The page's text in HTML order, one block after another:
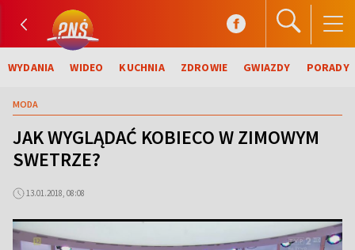
WYDANIA WIDEO KUCHNIA ZDROWIE GWIAZDY PORADY
MODA
JAK WYGLĄDAĆ KOBIECO W ZIMOWYM
SWETRZE?
13.01.2018, 08:08